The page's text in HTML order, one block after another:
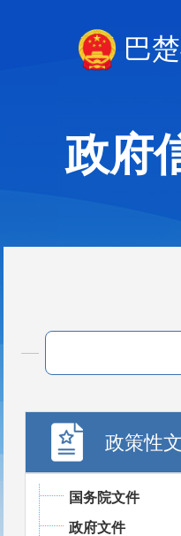
巴
政府
政策性
国务院文件
政府文件